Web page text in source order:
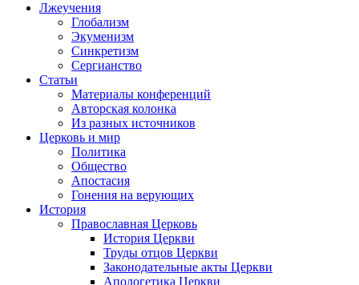
Лжеучения
Глобализм
Экуменизм
Синкретизм
Сергианство
Статьи
Материалы конференций
Авторская колонка
Из разных источников
Церковь и мир
Политика
Общество
Апостасия
Гонения на верующих
История
Православная Церковь
История Церкви
Труды отцов Церкви
Законодательные акты Церкви
Апологетика Церкви